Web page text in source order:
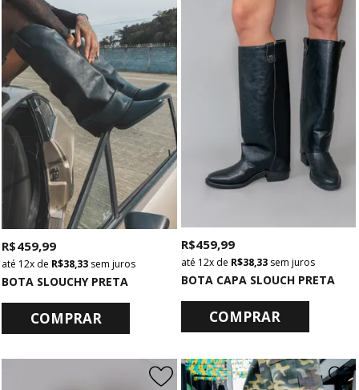
BOTA SLOUCHY PRETA
R$ 459,99
12x de R$ 38,33 sem juros
COMPRAR
BOTA CAPA SLOUCH PRETA
R$ 459,99
12xde R$ 38,33sem juros
COMPRAR